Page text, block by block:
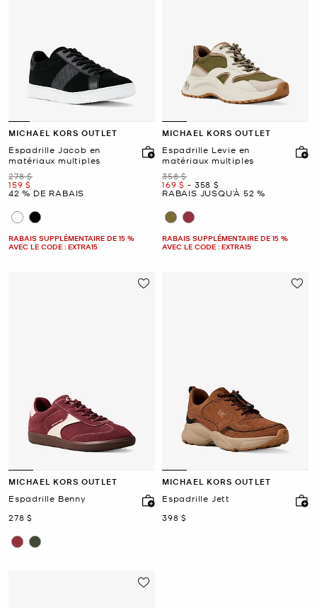
MICHAEL KORS OUTLET
Espadrille Jacob en
matériaux multiples
était
278 $
maintenant
159 $
42 % DE RABAIS
RABAIS SUPPLÉMENTAIRE DE 15 %
AVEC LE CODE : EXTRA15
MICHAEL KORS OUTLET
Espadrille Levie en
matériaux multiples
était
358 $
maintenant
169 $ -
to maintenant
358 $
RABAIS JUSQU’À 52 %
RABAIS SUPPLÉMENTAIRE DE 15 %
AVEC LE CODE : EXTRA15
MICHAEL KORS OUTLET
Espadrille Benny
maintenant
278 $
MICHAEL KORS OUTLET
Espadrille Jett
maintenant
398 $